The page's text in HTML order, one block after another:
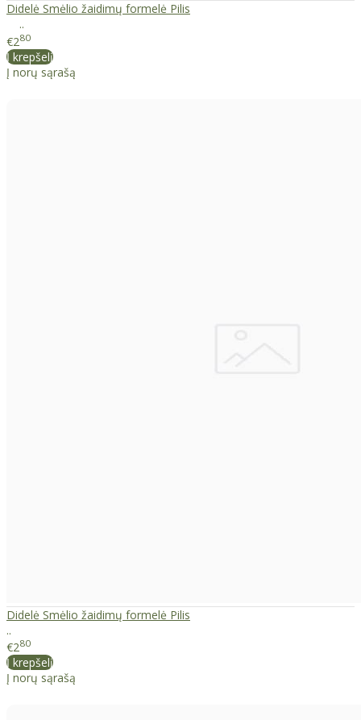
Didelė Smėlio žaidimų formelė Pilis
..
€280
Į krepšelį
Į norų sąrašą
Didelė Smėlio žaidimų formelė Pilis
..
€280
Į krepšelį
Į norų sąrašą